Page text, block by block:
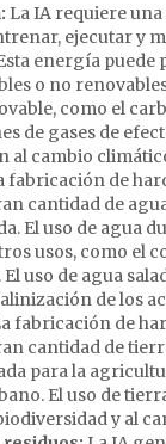
La IA requiere
ejecutar y
energía puede
o no
como el
de gases de
al cambio
fabricación de
cantidad de
El uso de agua
usos, como el
uso de agua
de los
fabricación de
cantidad de
para la
El uso de
y al